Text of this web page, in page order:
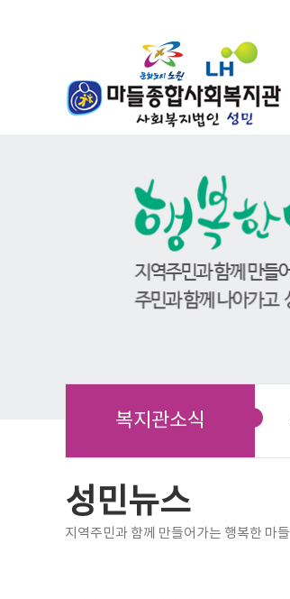
복지관소식
성민뉴스
지역주민과 함께 만들어가는 행복한 마들